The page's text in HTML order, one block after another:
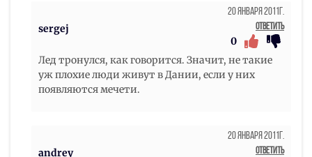
sergej
20 Января 2011г.
Ответить
0
Лед тронулся, как говорится. Значит, не такие
уж плохие люди живут в Дании, если у них
появляются мечети.
andrey
20 Января 2011г.
Ответить